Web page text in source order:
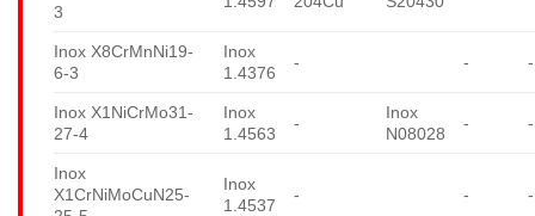
3
Inox X8CrMnNi19-
6-3
Inox
1.4376
- - -
Inox X1NiCrMo31-
27-4
Inox
1.4563
-
Inox
N08028
- -
Inox
X1CrNiMoCuN25-
Inox
1.4537
- - -